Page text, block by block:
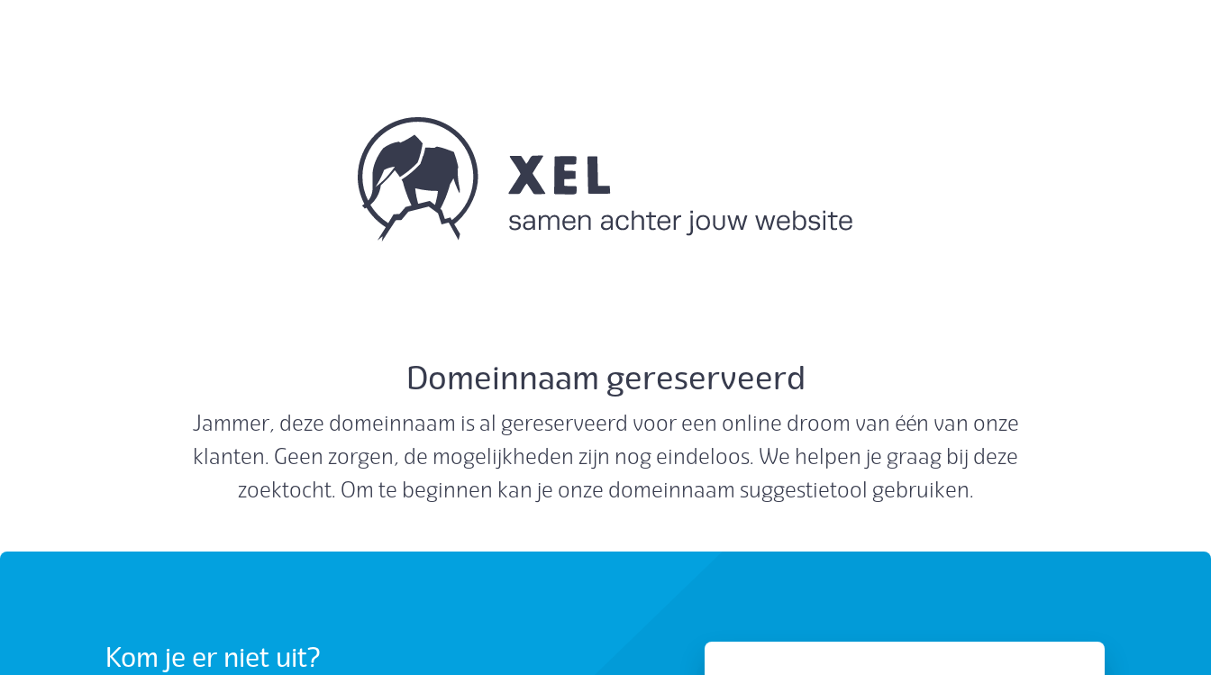
Domeinnaam gereserveerd
Jammer, deze domeinnaam is al gereserveerd voor een online droom van één van onze
klanten. Geen zorgen, de mogelijkheden zijn nog eindeloos. We helpen je graag bij deze
zoektocht. Om te beginnen kan je onze domeinnaam suggestietool gebruiken.
Kom je er niet uit?